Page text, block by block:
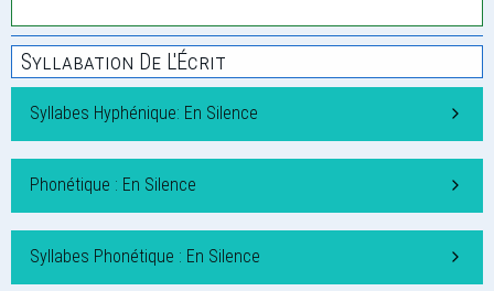
Syllabation De L'Écrit
Syllabes Hyphénique: En Silence
Phonétique : En Silence
Syllabes Phonétique : En Silence